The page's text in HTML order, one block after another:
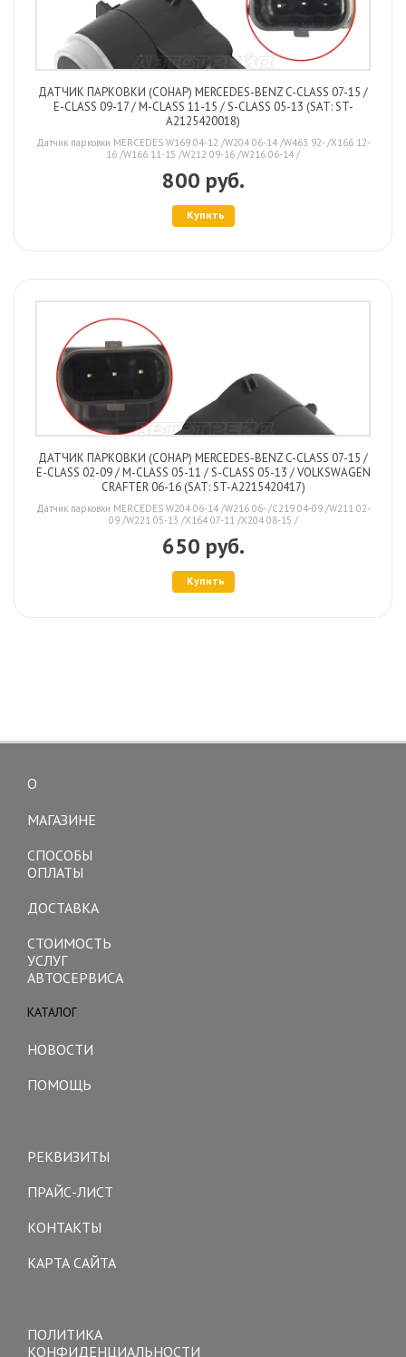
ДАТЧИК ПАРКОВКИ (СОНАР) MERCEDES-BENZ C-CLASS 07-15 /
E-CLASS 09-17 / M-CLASS 11-15 / S-CLASS 05-13 (SAT: ST-
A2125420018)
Датчик парковки MERCEDES W169 04-12 /W204 06-14 /W463 92- /X166 12-
16 /W166 11-15 /W212 09-16 /W216 06-14 /
800 руб.
Купить
ДАТЧИК ПАРКОВКИ (СОНАР) MERCEDES-BENZ C-CLASS 07-15 /
E-CLASS 02-09 / M-CLASS 05-11 / S-CLASS 05-13 / VOLKSWAGEN
CRAFTER 06-16 (SAT: ST-A2215420417)
Датчик парковки MERCEDES W204 06-14 /W216 06- /C219 04-09 /W211 02-
09 /W221 05-13 /X164 07-11 /X204 08-15 /
650 руб.
Купить
О
МАГАЗИНЕ
СПОСОБЫ
ОПЛАТЫ
ДОСТАВКА
СТОИМОСТЬ
УСЛУГ
АВТОСЕРВИСА
КАТАЛОГ
НОВОСТИ
ПОМОЩЬ
РЕКВИЗИТЫ
ПРАЙС-ЛИСТ
КОНТАКТЫ
КАРТА САЙТА
ПОЛИТИКА
КОНФИДЕНЦИАЛЬНОСТИ